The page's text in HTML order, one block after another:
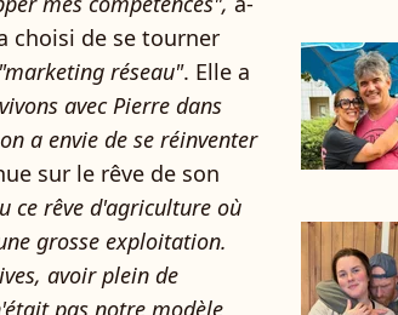
choisi de se tourner
"marketing réseau". Elle a
avec Pierre dans
a envie de se réinventer
sur le rêve de son
ce rêve d'agriculture où
grosse exploitation.
avoir plein de
pas notre modèle